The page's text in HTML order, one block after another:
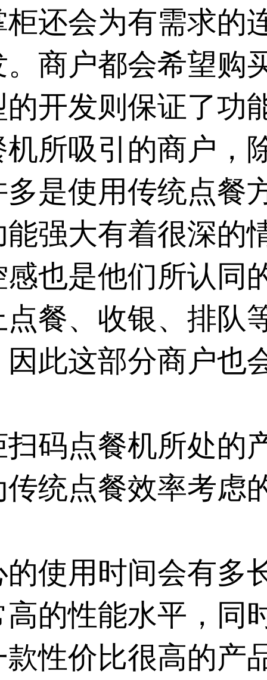
还会为有需求的
商户都会希望购
开发则保证了功
机所吸引的商户，
是使用传统点餐
强大有着很深的
也是他们所认同
餐、收银、排队
此这部分商户也
码点餐机所处的
统点餐效率考虑
使用时间会有多
的性能水平，同
性价比很高的产品